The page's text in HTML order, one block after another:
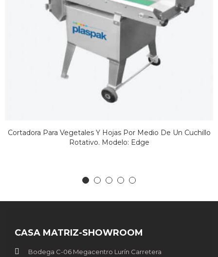
Cortadora Para Vegetales Y Hojas Por Medio De Un Cuchillo
Rotativo. Modelo: Edge
CASA MATRIZ-SHOWROOM
Bodega C-06 Megacentro Lurín Carretera